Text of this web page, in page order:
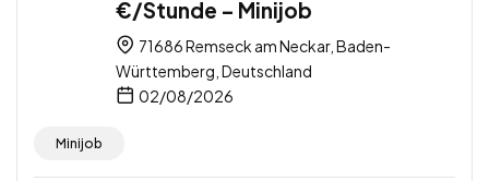
€/Stunde – Minijob
71686 Remseck am Neckar, Baden-
Württemberg, Deutschland
02/08/2026
Minijob